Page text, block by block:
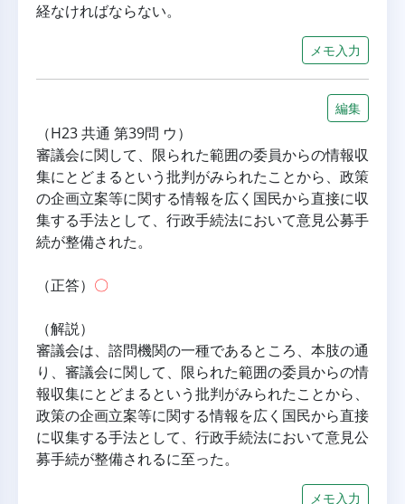
経なければならない。
メモ入力
編集
（H23 共通 第39問 ウ）
審議会に関して、限られた範囲の委員からの情報収
集にとどまるという批判がみられたことから、政策
の企画立案等に関する情報を広く国民から直接に収
集する手法として、行政手続法において意見公募手
続が整備された。
（正答） 〇
（解説）
審議会は、諮問機関の一種であるところ、本肢の通
り、審議会に関して、限られた範囲の委員からの情
報収集にとどまるという批判がみられたことから、
政策の企画立案等に関する情報を広く国民から直接
に収集する手法として、行政手続法において意見公
募手続が整備されるに至った。
メモ入力